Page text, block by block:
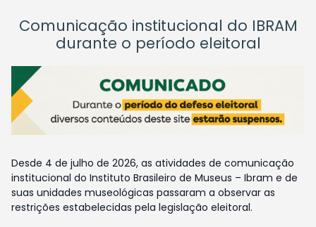
Comunicação institucional do IBRAM
durante o período eleitoral
Desde 4 de julho de 2026, as atividades de comunicação
institucional do Instituto Brasileiro de Museus – Ibram e de
suas unidades museológicas passaram a observar as
restrições estabelecidas pela legislação eleitoral.